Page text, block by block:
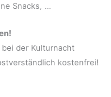
Snacks, …
der Kulturnacht
kostenfrei!